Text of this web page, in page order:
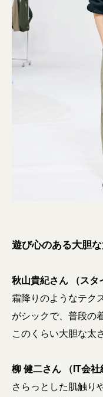
遊び心のある大胆
秋山貴紀さん （スタ
霜降りのようなテク
がシックで、普段の
このくらい大胆な太
柳 健二さん （IT会社
さらっとした肌触り